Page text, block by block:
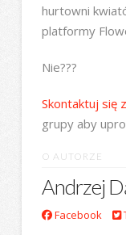
hurtowni
platformy
Nie???
Skontaktuj się
grupy aby
O AUTORZE
Andrzej
Facebook